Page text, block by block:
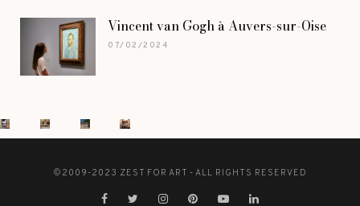
Vincent van Gogh à Auvers-sur-Oise
07/02/2024
©2009-2023 ZEST FOR ART - ALL RIGHTS RESERVED